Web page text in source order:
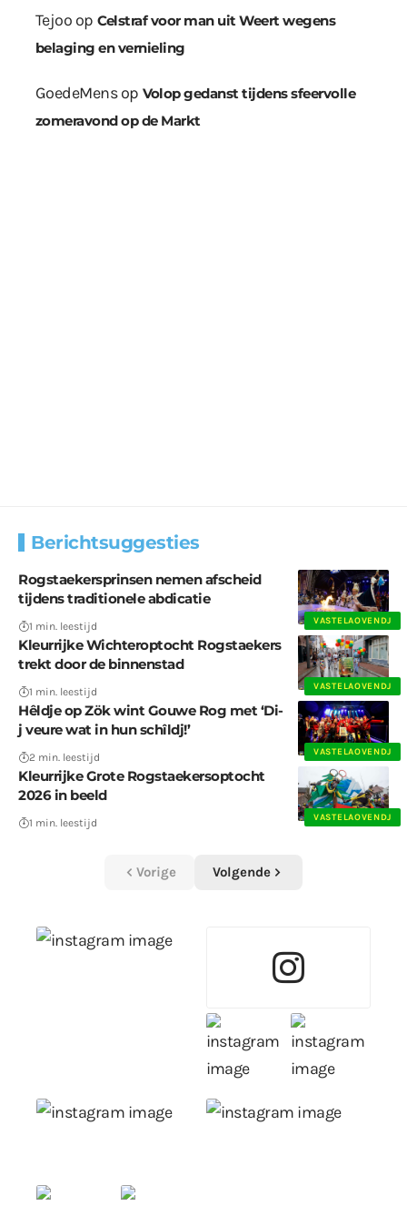
Tejoo op Celstraf voor man uit Weert wegens
belaging en vernieling
GoedeMensop Volop gedanst tijdens sfeervolle
zomeravond op de Markt
Berichtsuggesties
VASTELAOVENDJ
Rogstaekersprinsen nemen afscheid
tijdens traditionele abdicatie
1 min. leestijd
VASTELAOVENDJ
Kleurrijke Wichteroptocht Rogstaekers
trekt door de binnenstad
1 min. leestijd
VASTELAOVENDJ
Hêldje op Zök wint Gouwe Rog met ‘Di-
j veure wat in hun schîldj!’
2 min. leestijd
VASTELAOVENDJ
Kleurrijke Grote Rogstaekersoptocht
2026 in beeld
1 min. leestijd
Vorige Volgende